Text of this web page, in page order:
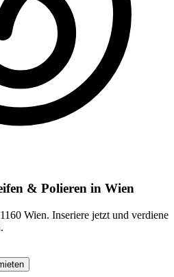
& Polieren in Wien
Wien. Inseriere jetzt und verdiene